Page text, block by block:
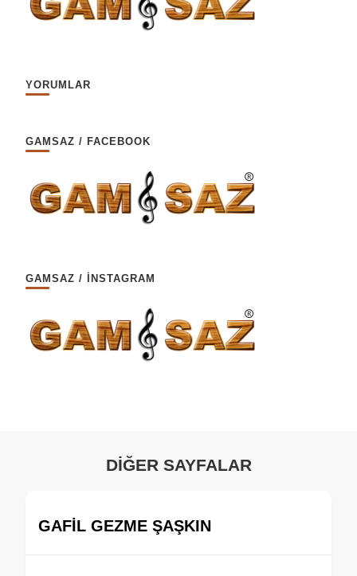
YORUMLAR
GAMSAZ / FACEBOOK
GAMSAZ / İNSTAGRAM
DİĞER SAYFALAR
GAFİL GEZME ŞAŞKIN